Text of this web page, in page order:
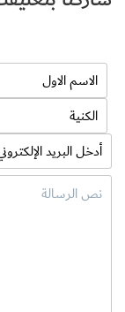
سبق ذلك الكثير من
تعزيز ثقافة أضرار
تجاري وإنما لديها
مع القيادة
وأبرزها المجال
المصدر : الخليج